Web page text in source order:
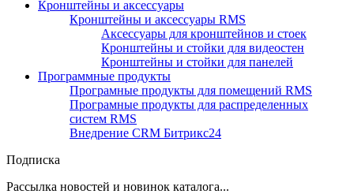
Кронштейны и аксессуары
Кронштейны и аксессуары RMS
Аксессуары для кронштейнов и стоек
Кронштейны и стойки для видеостен
Кронштейны и стойки для панелей
Программные продукты
Програмные продукты для помещений RMS
Програмные продукты для распределенных
систем RMS
Внедрение CRM Битрикс24
Подписка
Рассылка новостей и новинок каталога...